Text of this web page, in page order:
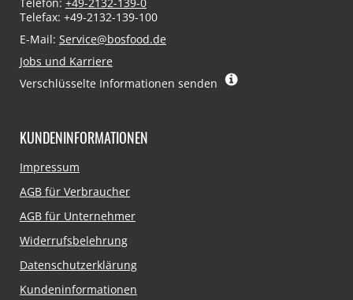
Telefax: +49-2132-139-100
E-Mail: Service@bosfood.de
Jobs und Karriere
Verschlüsselte Informationen senden
KUNDENINFORMATIONEN
Navigation
Impressum
AGB für Verbraucher
AGB für Unternehmer
Widerrufsbelehrung
Datenschutzerklärung
Kundeninformationen